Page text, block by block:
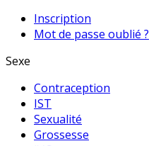
Inscription
Mot de passe oublié ?
Sexe
Contraception
IST
Sexualité
Grossesse